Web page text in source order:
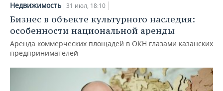
Недвижимость 31 июл, 18:10
Бизнес в объекте культурного наследия:
особенности национальной аренды
Аренда коммерческих площадей в ОКН глазами казанских
предпринимателей